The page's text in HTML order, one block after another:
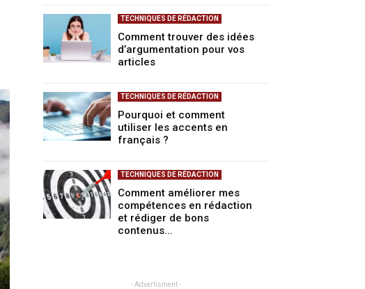
TECHNIQUES DE RÉDACTION
Comment trouver des idées
d’argumentation pour vos
articles
TECHNIQUES DE RÉDACTION
Pourquoi et comment
utiliser les accents en
français ?
TECHNIQUES DE RÉDACTION
Comment améliorer mes
compétences en rédaction
et rédiger de bons
contenus...
- Advertisment -